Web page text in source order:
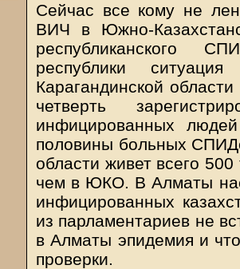
Сейчас все кому не
ВИЧ в Южно-
республиканского
республики
Карагандинской
четверть
инфицированных
половины больных
области живет всего
чем в ЮКО. В Алматы
инфицированных
из парламентариев не
в Алматы эпидемия и
проверки.